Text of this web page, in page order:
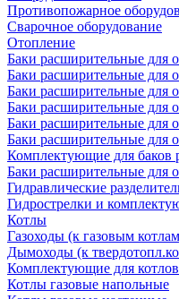
Противопожарное
Сварочное оборудование
Отопление
Баки расширительные для
Баки расширительные для
Баки расширительные для
Баки расширительные для
Баки расширительные для
Баки расширительные для
Комплектующие для баков
Баки расширительные
Гидравлические
Гидрострелки и
Котлы
Газоходы (к газовым
Дымоходы (к
Комплектующие для котлов
Котлы газовые напольные